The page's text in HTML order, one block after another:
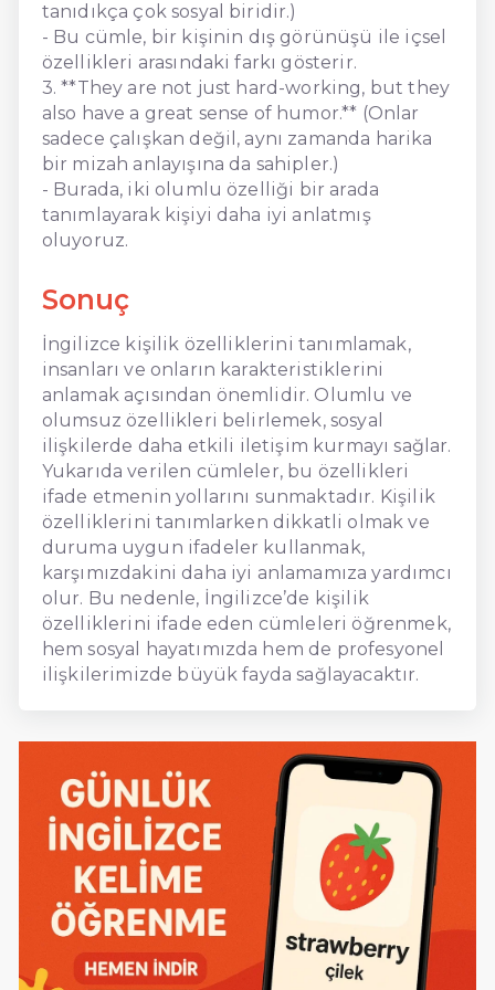
tanıdıkça çok sosyal biridir.)
- Bu cümle, bir kişinin dış görünüşü ile içsel
özellikleri arasındaki farkı gösterir.
3. **They are not just hard-working, but they
also have a great sense of humor.** (Onlar
sadece çalışkan değil, aynı zamanda harika
bir mizah anlayışına da sahipler.)
- Burada, iki olumlu özelliği bir arada
tanımlayarak kişiyi daha iyi anlatmış
oluyoruz.
Sonuç
İngilizce kişilik özelliklerini tanımlamak,
insanları ve onların karakteristiklerini
anlamak açısından önemlidir. Olumlu ve
olumsuz özellikleri belirlemek, sosyal
ilişkilerde daha etkili iletişim kurmayı sağlar.
Yukarıda verilen cümleler, bu özellikleri
ifade etmenin yollarını sunmaktadır. Kişilik
özelliklerini tanımlarken dikkatli olmak ve
duruma uygun ifadeler kullanmak,
karşımızdakini daha iyi anlamamıza yardımcı
olur. Bu nedenle, İngilizce’de kişilik
özelliklerini ifade eden cümleleri öğrenmek,
hem sosyal hayatımızda hem de profesyonel
ilişkilerimizde büyük fayda sağlayacaktır.